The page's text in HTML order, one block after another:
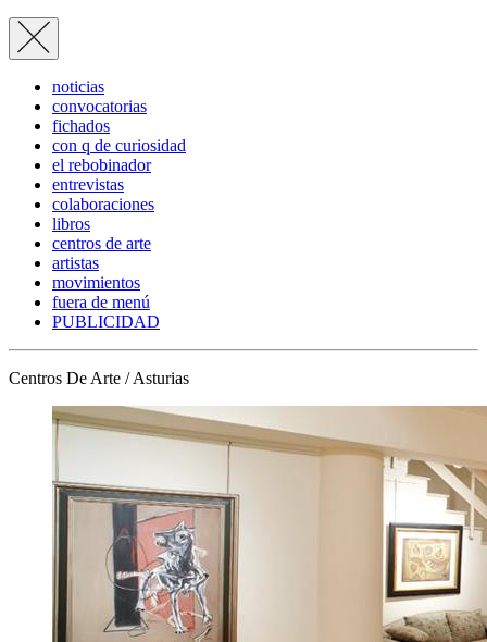
noticias
convocatorias
fichados
con q de curiosidad
el rebobinador
entrevistas
colaboraciones
libros
centros de arte
artistas
movimientos
fuera de menú
PUBLICIDAD
Centros De Arte / Asturias